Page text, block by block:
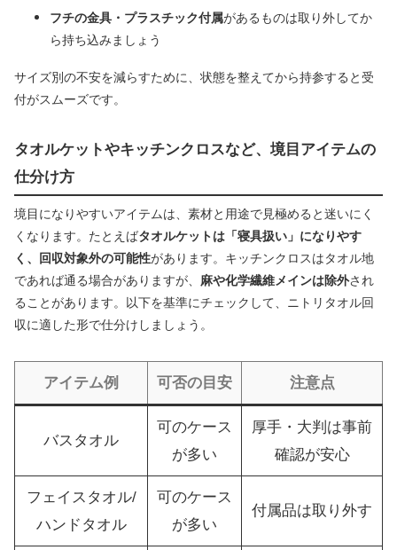
フチの金具・プラスチック付属があるものは取り外してか
ら持ち込みましょう
サイズ別の不安を減らすために、状態を整えてから持参すると受
付がスムーズです。
タオルケットやキッチンクロスなど、境目アイテムの
仕分け方
境目になりやすいアイテムは、素材と用途で見極めると迷いにく
くなります。たとえばタオルケットは「寝具扱い」になりやす
く、回収対象外の可能性があります。キッチンクロスはタオル地
であれば通る場合がありますが、 麻や化学繊維メインは除外され
ることがあります。以下を基準にチェックして、ニトリタオル回
収に適した形で仕分けしましょう。
アイテム例 可否の目安 注意点
バスタオル
可のケース
が多い
厚手・大判は事前
確認が安心
フェイスタオル/
ハンドタオル
可のケース
が多い
付属品は取り外す